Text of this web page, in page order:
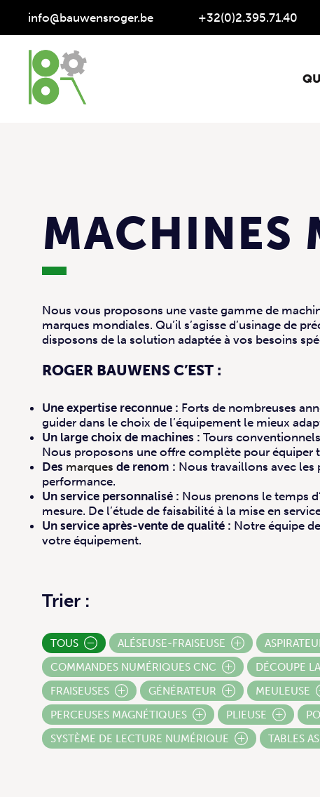
info@bauwensroger.be +32(0)2.395.71.40
MACHINES
Nous vous proposons une vaste gamme de
marques mondiales. Qu’il s’agisse d’usinage de
disposons de la solution adaptée à vos besoins
ROGER BAUWENS C’EST :
Une expertise reconnue : Forts de nombreuses
guider dans le choix de l’équipement le mieux
Un large choix de machines : Tours
Nous proposons une offre complète pour équiper
Des marques de renom : Nous travaillons avec les
performance.
Un service personnalisé : Nous prenons le temps
mesure. De l’étude de faisabilité à la mise en
Un service après-vente de qualité : Notre équipe
votre équipement.
Trier :
TOUS ALÉSEUSE-FRAISEUSE
COMMANDES NUMÉRIQUES CNC
DÉCOUPE
FRAISEUSES
GÉNÉRATEUR MEULEUSE
PERCEUSES MAGNÉTIQUES
PLIEUSE
SYSTÈME DE LECTURE NUMÉRIQUE
TABLES